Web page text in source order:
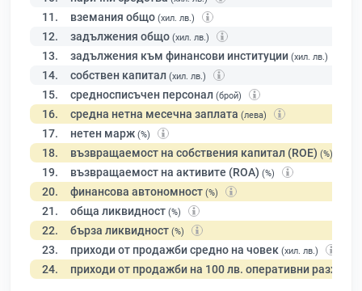
11. вземания общо (хил. лв.)
12. задължения общо (хил. лв.)
13. задължения към финансови институции (хил. лв.)
14. собствен капитал (хил. лв.)
15. средносписъчен персонал (брой)
16. средна нетна месечна заплата (лева)
17. нетен марж (%)
18. възвращаемост на собствения капитал (ROE) (%)
19. възвращаемост на активите (ROA) (%)
20. финансова автономност (%)
21. обща ликвидност (%)
22. бърза ликвидност (%)
23. приходи от продажби средно на човек (хил. лв.)
24. приходи от продажби на 100 лв. оперативни разходи